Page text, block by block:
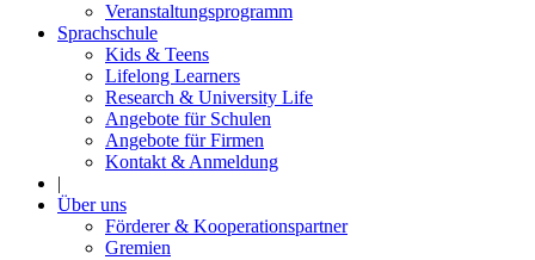
Veranstaltungsprogramm
Sprachschule
Kids & Teens
Lifelong Learners
Research & University Life
Angebote für Schulen
Angebote für Firmen
Kontakt & Anmeldung
|
Über uns
Förderer & Kooperationspartner
Gremien